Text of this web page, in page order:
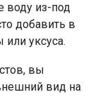
воду из-под
добавить в
уксуса.
вы
вид на